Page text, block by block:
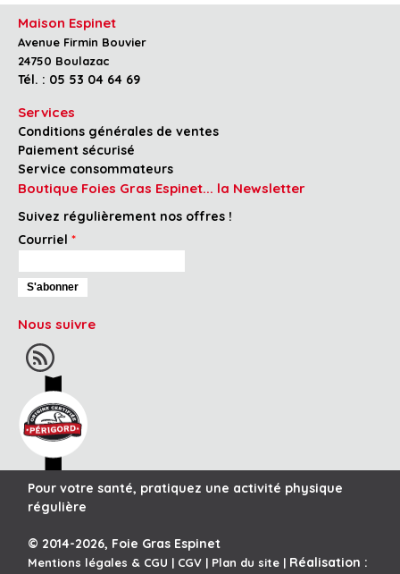
Maison Espinet
Avenue Firmin Bouvier
24750 Boulazac
Tél. : 05 53 04 64 69
Services
Conditions générales de ventes
Paiement sécurisé
Service consommateurs
Boutique Foies Gras Espinet... la Newsletter
Suivez régulièrement nos offres !
Courriel *
Nous suivre
Pour votre santé, pratiquez une activité physique
régulière
© 2014-2026, Foie Gras Espinet
Mentions légales & CGU | CGV | Plan du site | Réalisation :